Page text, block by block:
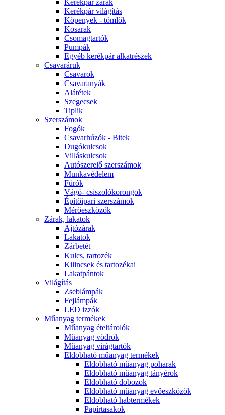
Kerékpár világítás
Köpenyek - tömlők
Kosarak
Csomagtartók
Pumpák
Egyéb kerékpár alkatrészek
Csavaráruk
Csavarok
Csavaranyák
Alátétek
Szegecsek
Tiplik
Szerszámok
Fogók
Csavarhúzók - Bitek
Dugókulcsok
Villáskulcsok
Autószerelő szerszámok
Munkavédelem
Fúrók
Vágó- csiszolókorongok
Építőipari szerszámok
Mérőeszközök
Zárak, lakatok
Ajtózárak
Lakatok
Zárbetét
Kulcs, tartozék
Kilincsek és tartozékai
Lakatpántok
Világítás
Zseblámpák
Fejlámpák
LED izzók
Műanyag termékek
Műanyag ételtárolók
Műanyag vödrök
Műanyag virágtartók
Eldobható műanyag termékek
Eldobható műanyag poharak
Eldobható műanyag tányérok
Eldobható dobozok
Eldobható műanyag evőeszközök
Eldobható habtermékek
Papírtasakok